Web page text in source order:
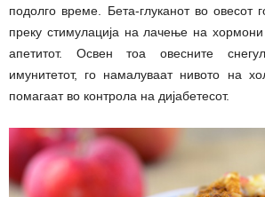
подолго време. Бета-глуканот во овесот
преку стимулација на лачење на хормони
апетитот. Освен тоа овесните
имунитетот, го намалуваат нивото на
помагаат во контрола на дијабетесот.